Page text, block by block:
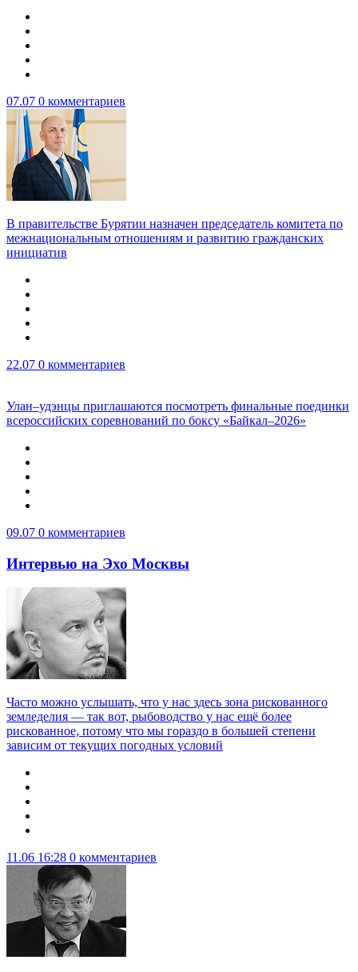
07.07 0 комментариев
В правительстве Бурятии назначен председатель комитета по
межнациональным отношениям и развитию гражданских
инициатив
22.07 0 комментариев
Улан–удэнцы приглашаются посмотреть финальные поединки
всероссийских соревнований по боксу «Байкал–2026»
09.07 0 комментариев
Интервью на Эхо Москвы
Часто можно услышать, что у нас здесь зона рискованного
земледелия — так вот, рыбоводство у нас ещё более
рискованное, потому что мы гораздо в большей степени
зависим от текущих погодных условий
11.06 16:28 0 комментариев